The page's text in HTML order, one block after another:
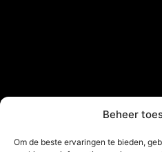
Beheer
Om de beste ervaringen te bieden,